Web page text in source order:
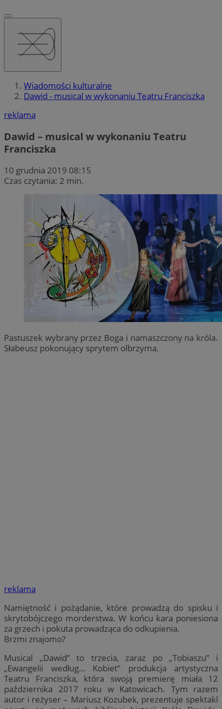
Wiadomości kulturalne
Dawid - musical w wykonaniu Teatru Franciszka
reklama
Dawid – musical w wykonaniu Teatru
Franciszka
10 grudnia 2019 08:15
Czas czytania: 2 min.
Pastuszek wybrany przez Boga i namaszczony na króla.
Słabeusz pokonujący sprytem olbrzyma.
reklama
Namiętność i pożądanie, które prowadzą do spisku i
skrytobójczego morderstwa. W końcu kara poniesiona
za grzech i pokuta prowadząca do odkupienia.
Brzmi znajomo?
Musical „Dawid” to trzecia, zaraz po „Tobiaszu” i
„Ewangelii według… Kobiet” produkcja artystyczna
Teatru Franciszka, która swoją premierę miała 12
października 2017 roku w Katowicach. Tym razem
autor i reżyser – Mariusz Kozubek, prezentuje spektakl